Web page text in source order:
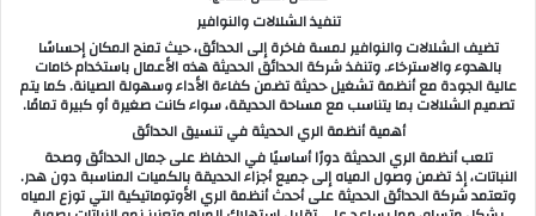
تنفيذ الشلالات والنوافير
تضيف الشلالات والنوافير لمسة فاخرة إلى الحدائق، حيث تمنح المكان إحساسًا
بالهدوء والاسترخاء. وتنفذ شركة الحدائق الحديثة هذه الأعمال باستخدام خامات
عالية الجودة مع أنظمة تشغيل حديثة تضمن كفاءة الأداء وسهولة الصيانة. كما يتم
تصميم الشلالات بما يتناسب مع مساحة الحديقة، سواء كانت صغيرة أو كبيرة تمامًا.
أهمية أنظمة الري الحديثة في تنسيق الحدائق
تلعب أنظمة الري الحديثة دورًا أساسيًا في الحفاظ على جمال الحدائق وصحة
النباتات، إذ تضمن وصول المياه إلى جميع أجزاء الحديقة بالكميات المناسبة دون هدر.
وتعتمد شركة الحدائق الحديثة على أحدث أنظمة الري الأوتوماتيكية التي توزع المياه